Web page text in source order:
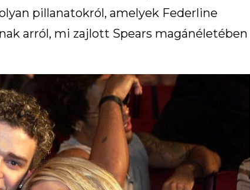
pillanatokról, amelyek Federline
arról, mi zajlott Spears magánéletében